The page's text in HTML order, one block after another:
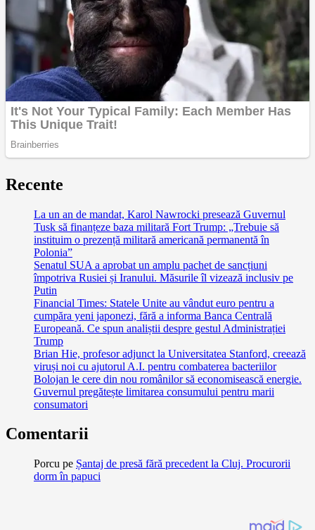
Recente
La un an de mandat, Karol Nawrocki presează Guvernul
Tusk să finanțeze baza militară Fort Trump: „Trebuie să
instituim o prezență militară americană permanentă în
Polonia”
Senatul SUA a aprobat un amplu pachet de sancțiuni
împotriva Rusiei și Iranului. Măsurile îl vizează inclusiv pe
Putin
Financial Times: Statele Unite au vândut euro pentru a
cumpăra yeni japonezi, fără a informa Banca Centrală
Europeană. Ce spun analiștii despre gestul Administrației
Trump
Brian Hie, profesor adjunct la Universitatea Stanford, creează
viruși noi cu ajutorul A.I. pentru combaterea bacteriilor
Bolojan le cere din nou românilor să economisească energie.
Guvernul pregătește limitarea consumului pentru marii
consumatori
Comentarii
Porcu pe Șantaj de presă fără precedent la Cluj. Procurorii
dorm în papuci